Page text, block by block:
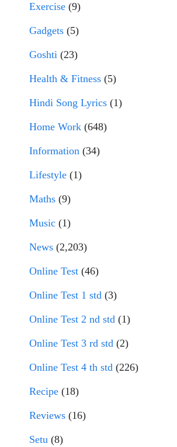
Exercise (9)
Gadgets (5)
Goshti (23)
Health & Fitness (5)
Hindi Song Lyrics (1)
Home Work (648)
Information (34)
Lifestyle (1)
Maths (9)
Music (1)
News (2,203)
Online Test (46)
Online Test 1 std (3)
Online Test 2 nd std (1)
Online Test 3 rd std (2)
Online Test 4 th std (226)
Recipe (18)
Reviews (16)
Setu (8)